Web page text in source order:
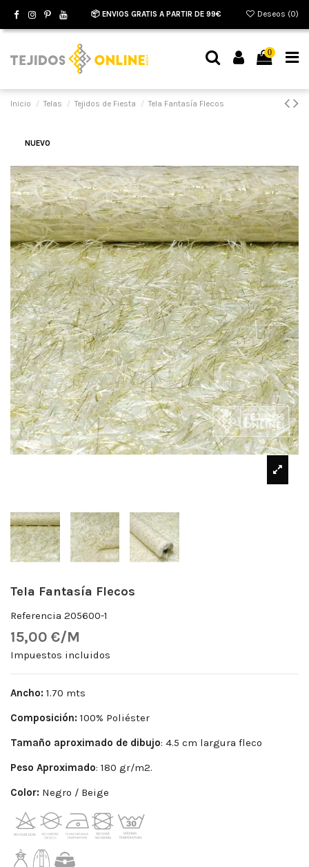
📦 ENVIOS GRATIS A PARTIR DE 99€ Deseos (0)
0
Inicio Telas Tejidos de Fiesta Tela Fantasía Flecos
NUEVO
Tela Fantasía Flecos
Referencia 205600-1
15,00 €/M
Impuestos incluidos
Ancho: 1.70 mts
Composición: 100% Poliéster
Tamaño aproximado de dibujo: 4.5 cm largura fleco
Peso Aproximado: 180 gr/m2.
Color: Negro / Beige